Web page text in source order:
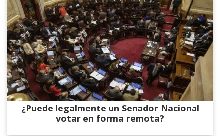
¿Puede legalmente un Senador Nacional
votar en forma remota?